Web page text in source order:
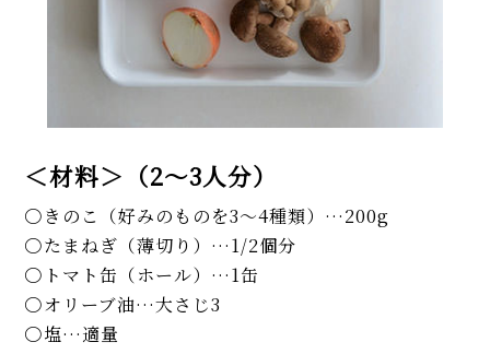
＜材料＞（2～3人分）
きのこ（好みのものを3～4種類）…200g
たまねぎ（薄切り）…1/2個分
トマト缶（ホール）…1缶
オリーブ油…大さじ3
塩…適量